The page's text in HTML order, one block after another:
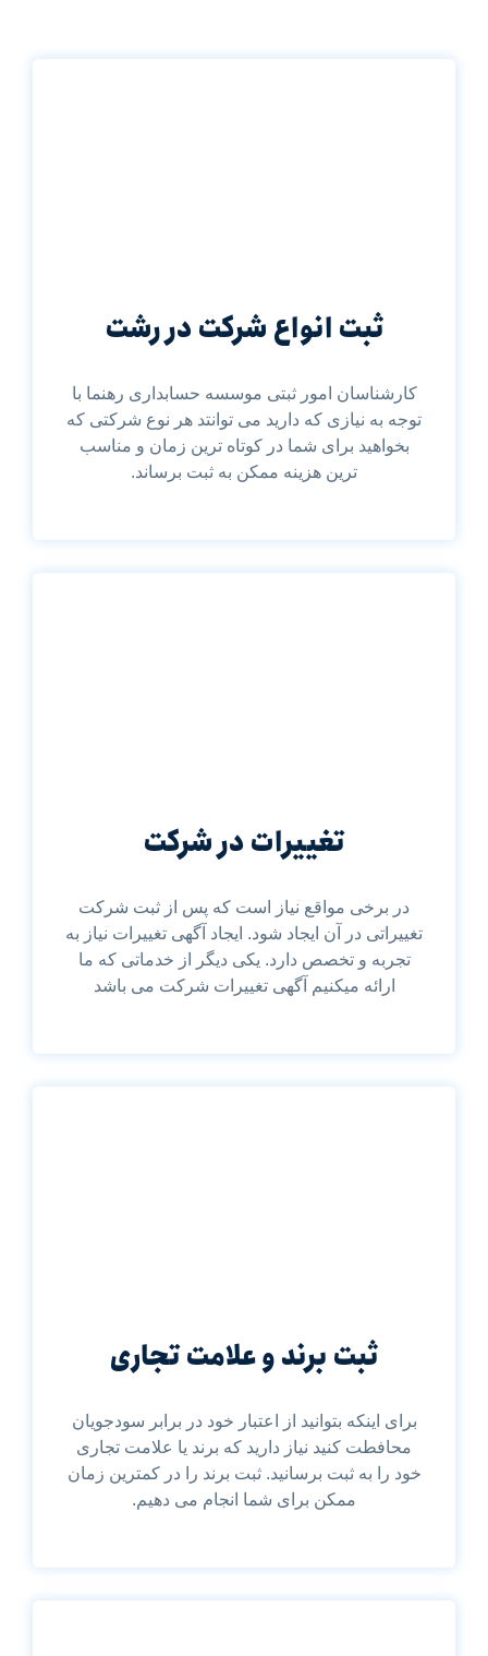
ثبت انواع شرکت در رشت
کارشناسان امور ثبتی موسسه حسابداری رهنما با
توجه به نیازی که دارید می توانتد هر نوع شرکتی که
بخواهید برای شما در کوتاه ترین زمان و مناسب
ترین هزینه ممکن به ثبت برساند.
تغییرات در شرکت
در برخی مواقع نیاز است که پس از ثبت شرکت
تغییراتی در آن ایجاد شود. ایجاد آگهی تغییرات نیاز به
تجربه و تخصص دارد. یکی دیگر از خدماتی که ما
ارائه میکنیم آگهی تغییرات شرکت می باشد
ثبت برند و علامت تجاری
برای اینکه بتوانید از اعتبار خود در برابر سودجویان
محافطت کنید نیاز دارید که برند یا علامت تجاری
خود را به ثبت برسانید. ثبت برند را در کمترین زمان
ممکن برای شما انجام می دهیم.